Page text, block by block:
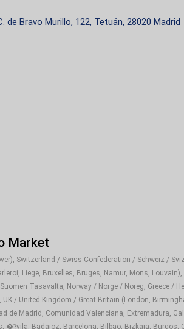
de Bravo Murillo, 122, Tetuán, 28020 Madrid
Market
Switzerland / Swiss Confederation / Schweiz /
Liege, Bruxelles, Bruges, Namur, Mons,
Tasavalta, Norway / Norge / Noreg, Greece /
/ United Kingdom / Great Britain (London,
de Madrid, Comunidad Valenciana, Extremadura,
Badajoz, Barcelona, Bilbao, Bizkaia, Burgos,